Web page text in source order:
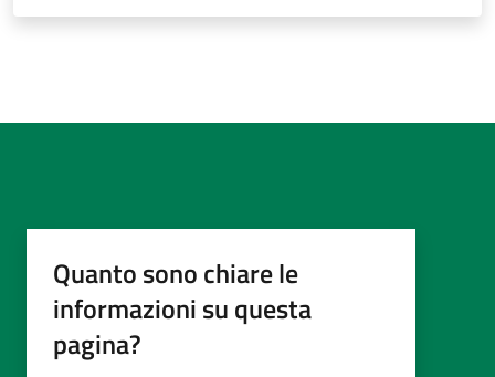
Quanto sono chiare le
informazioni su questa
pagina?